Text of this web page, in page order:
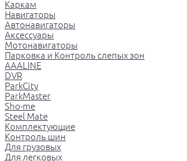
Каркам
Навигаторы
Автонавигаторы
Аксессуары
Мотонавигаторы
Парковка и Контроль слепых зон
AAALINE
DVR
ParkCity
ParkMaster
Sho-me
Steel Mate
Комплектующие
Контроль шин
Для грузовых
Для легковых